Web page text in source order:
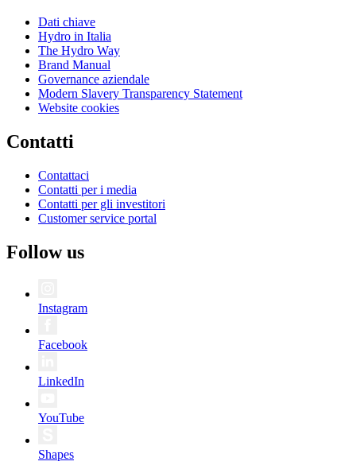
Dati chiave
Hydro in Italia
The Hydro Way
Brand Manual
Governance aziendale
Modern Slavery Transparency Statement
Website cookies
Contatti
Contattaci
Contatti per i media
Contatti per gli investitori
Customer service portal
Follow us
Instagram
Facebook
LinkedIn
YouTube
Shapes